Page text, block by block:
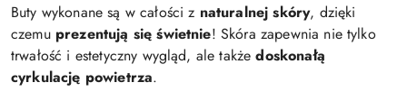
Buty wykonane są w całości z naturalnej skóry, dzięki
czemu prezentują się świetnie! Skóra zapewnia nie tylko
trwałość i estetyczny wygląd, ale takżedoskonałą
cyrkulację powietrza.